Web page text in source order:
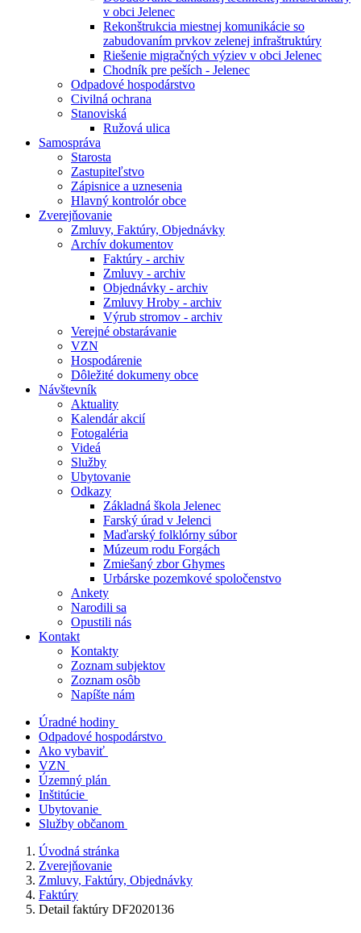
v obci Jelenec
Rekonštrukcia miestnej komunikácie so
zabudovaním prvkov zelenej infraštruktúry
Riešenie migračných výziev v obci Jelenec
Chodník pre peších - Jelenec
Odpadové hospodárstvo
Civilná ochrana
Stanoviská
Ružová ulica
Samospráva
Starosta
Zastupiteľstvo
Zápisnice a uznesenia
Hlavný kontrolór obce
Zverejňovanie
Zmluvy, Faktúry, Objednávky
Archív dokumentov
Faktúry - archiv
Zmluvy - archiv
Objednávky - archiv
Zmluvy Hroby - archiv
Výrub stromov - archiv
Verejné obstarávanie
VZN
Hospodárenie
Dôležité dokumeny obce
Návštevník
Aktuality
Kalendár akcií
Fotogaléria
Videá
Služby
Ubytovanie
Odkazy
Základná škola Jelenec
Farský úrad v Jelenci
Maďarský folklórny súbor
Múzeum rodu Forgách
Zmiešaný zbor Ghymes
Urbárske pozemkové spoločenstvo
Ankety
Narodili sa
Opustili nás
Kontakt
Kontakty
Zoznam subjektov
Zoznam osôb
Napíšte nám
Úradné hodiny
Odpadové hospodárstvo
Ako vybaviť
VZN
Územný plán
Inštitúcie
Ubytovanie
Služby občanom
Úvodná stránka
Zverejňovanie
Zmluvy, Faktúry, Objednávky
Faktúry
Detail faktúry DF2020136